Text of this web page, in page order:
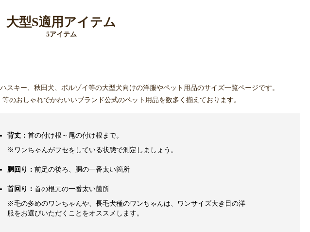
大型S適用アイテム
5アイテム
キー、秋田犬、ボルゾイ等の大型犬向けの洋服やペット用品のサイズ一覧ページです。
等のおしゃれでかわいいブランド公式のペット用品を数多く揃えております。
背丈： 首の付け根～尾の付け根まで。
※ワンちゃんがフセをしている状態で測定しましょう。
胴回り： 前足の後ろ、胴の一番太い箇所
首回り： 首の根元の一番太い箇所
※毛の多めのワンちゃんや、長毛犬種のワンちゃんは、ワンサイズ大き目の洋
服をお選びいただくことをオススメします。